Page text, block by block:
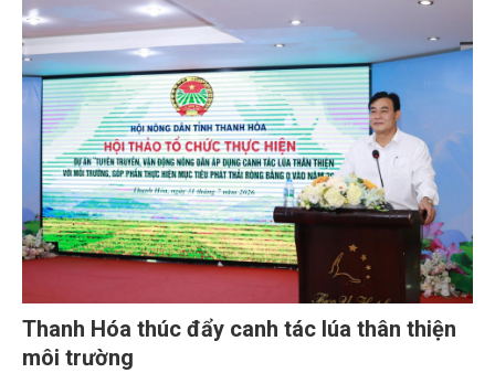
toàn cầu, đặc biệt là mục tiêu đưa phát thải ròng
bằng 0 (Net-Zero) vào năm 2050.
Thanh Hóa thúc đẩy canh tác lúa thân thiện
môi trường